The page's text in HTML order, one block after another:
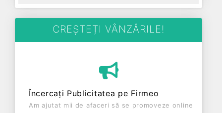
poziționat în zona de Centru a țării, în judetul
ALBA, compania aduce o contribuție semnificativă
fost fondată în anul 2017, având o vechime de 9
ani. Conform ultimului bilanț, societatea a
de 6.919 RON, gestionând operațiunile cu un
număr mediu de 0 de salariați pe ultimul an fiscal.
CREȘTEȚI VÂNZĂRILE!
Încercați Publicitatea pe Firmeo
Am ajutat mii de afaceri să se promoveze online